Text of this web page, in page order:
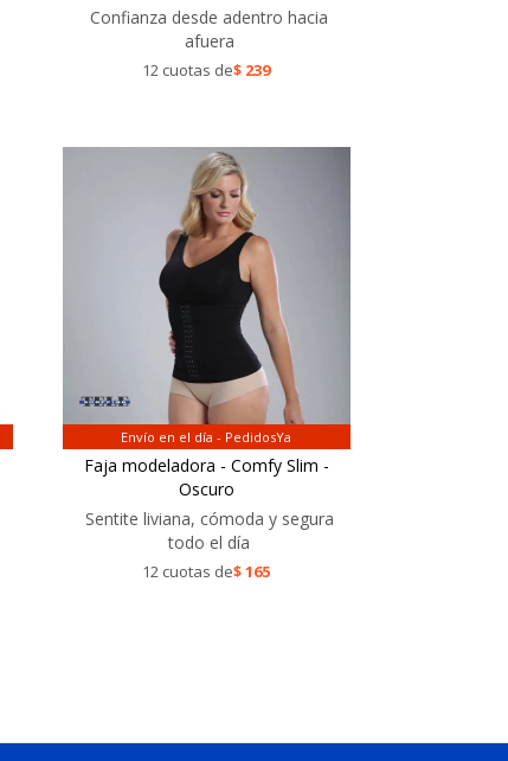
Confianza desde adentro hacia
afuera
12 cuotas de$ 239
Envío en el día - PedidosYa
Faja modeladora - Comfy Slim -
Oscuro
Sentite liviana, cómoda y segura
todo el día
12 cuotas de$165